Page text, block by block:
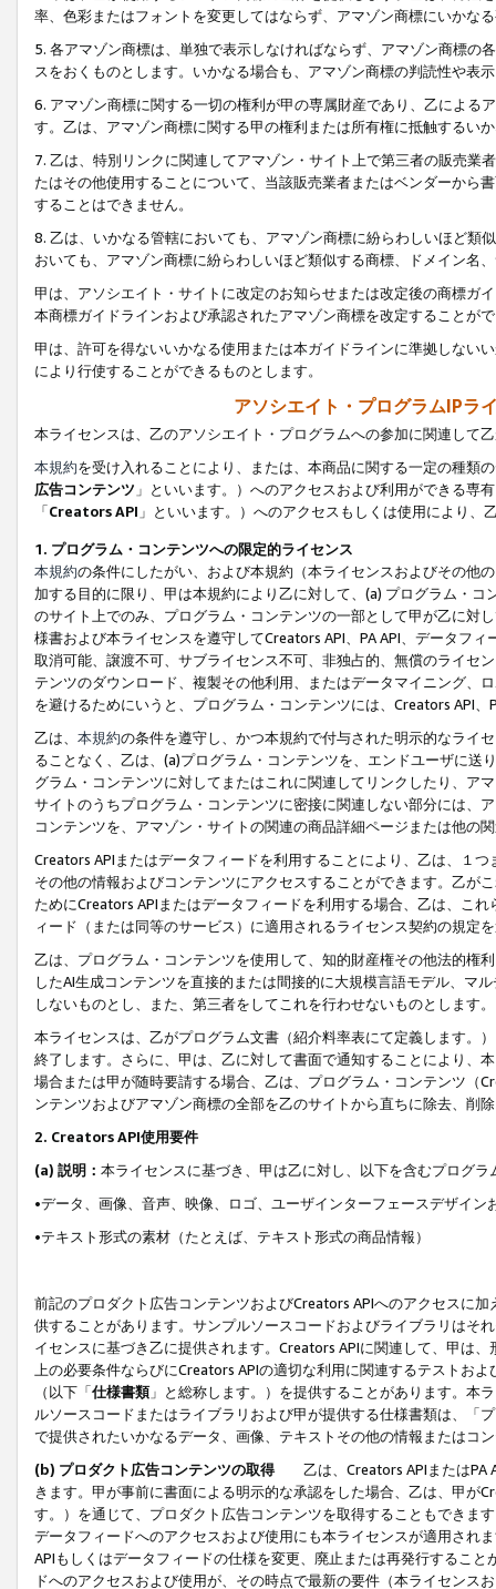
率、色彩またはフォントを変更してはならず、アマゾン商標にいかな
5. 各アマゾン商標は、単独で表示しなければならず、アマゾン商標
スをおくものとします。いかなる場合も、アマゾン商標の判読性や表
6. アマゾン商標に関する一切の権利が甲の専属財産であり、乙による
す。乙は、アマゾン商標に関する甲の権利または所有権に抵触するい
7. 乙は、特別リンクに関連してアマゾン・サイト上で第三者の販売
たはその他使用することについて、当該販売業者またはベンダーから
することはできません。
8. 乙は、いかなる管轄においても、アマゾン商標に紛らわしいほど類
おいても、アマゾン商標に紛らわしいほど類似する商標、ドメイン名
甲は、アソシエイト・サイトに改定のお知らせまたは改定後の商標ガ
本商標ガイドラインおよび承認されたアマゾン商標を改定することが
甲は、許可を得ないいかなる使用または本ガイドラインに準拠しない
により行使することができるものとします。
アソシエイト・プログラムIPラ
本ライセンスは、乙のアソシエイト・プログラムへの参加に関連して
本規約を受け入れることにより、または、本商品に関する一定の種類
広告コンテンツ 」といいます。）へのアクセスおよび利用ができる専
「Creators API 」といいます。）へのアクセスもしくは使用により
1. プログラム・コンテンツへの限定的ライセンス
本規約の条件にしたがい、および本規約（本ライセンスおよびその他
加する目的に限り、甲は本規約により乙に対して、(a) プログラム・
のサイト上でのみ、プログラム・コンテンツの一部として甲が乙に対
様書および本ライセンスを遵守してCreators API、PA API、データフ
取消可能、譲渡不可、サブライセンス不可、非独占的、無償のライセ
テンツのダウンロード、複製その他利用、またはデータマイニング、
を避けるためにいうと、プログラム・コンテンツには、Creators API
乙は、 本規約の条件を遵守し、かつ本規約で付与された明示的なライ
ることなく、乙は、(a)プログラム・コンテンツを、エンドユーザに
グラム・コンテンツに対してまたはこれに関連してリンクしたり、ア
サイトのうちプログラム・コンテンツに密接に関連しない部分には、
コンテンツを、アマゾン・サイトの関連の商品詳細ページまたは他の
Creators APIまたはデータフィードを利用することにより、乙は、１
その他の情報およびコンテンツにアクセスすることができます。乙が
ためにCreators APIまたはデータフィードを利用する場合、乙は、こ
ィード（または同等のサービス）に適用されるライセンス契約の規定
乙は、プログラム・コンテンツを使用して、知的財産権その他法的権
したAI生成コンテンツを直接的または間接的に大規模言語モデル、マ
しないものとし、また、第三者をしてこれを行わせないものとします。
本ライセンスは、乙がプログラム文書（紹介料率表にて定義します。
終了します。さらに、甲は、乙に対して書面で通知することにより、
場合または甲が随時要請する場合、乙は、プログラム・コンテンツ（
ンテンツおよびアマゾン商標の全部を乙のサイトから直ちに除去、削
2. Creators API使用要件
(a) 説明： 本ライセンスに基づき、甲は乙に対し、以下を含むプログ
•データ、画像、音声、映像、ロゴ、ユーザインターフェースデザイ
•テキスト形式の素材（たとえば、テキスト形式の商品情報）
前記のプロダクト広告コンテンツおよびCreators APIへのアクセスに
供することがあります。サンプルソースコードおよびライブラリはそ
イセンスに基づき乙に提供されます。Creators APIに関連して、甲は
上の必要条件ならびにCreators APIの適切な利用に関連するテストお
（以下「仕様書類」と総称します。）を提供することがあります。本
ルソースコードまたはライブラリおよび甲が提供する仕様書類は、「
で提供されたいかなるデータ、画像、テキストその他の情報またはコ
(b) プロダクト広告コンテンツの取得
乙は、Creators APIまたはPA
きます。甲が事前に書面による明示的な承認をした場合、乙は、甲が
す。）を通じて、プロダクト広告コンテンツを取得することもできま
データフィードへのアクセスおよび使用にも本ライセンスが適用され
APIもしくはデータフィードの仕様を変更、廃止または再発行するこ
ドへのアクセスおよび使用が、その時点で最新の要件（本ライセン